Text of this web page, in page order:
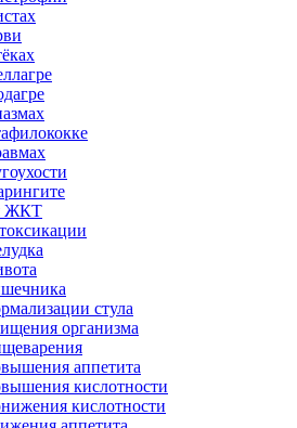
ЖКТ
стула
организма
аппетита
кислотности
кислотности